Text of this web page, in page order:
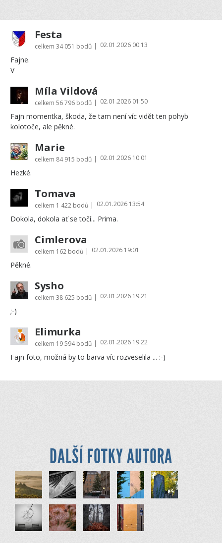
Festa
celkem 34 051 bodů | 02.01.2026 00:13
Fajne.
V
Míla Vildová
celkem 56 796 bodů | 02.01.2026 01:50
Fajn momentka, škoda, že tam není víc vidět ten pohyb
kolotoče, ale pěkné.
Marie
celkem 84 915 bodů | 02.01.2026 10:01
Hezké.
Tomava
celkem 1 422 bodů | 02.01.2026 13:54
Dokola, dokola ať se točí... Prima.
Cimlerova
celkem 162 bodů | 02.01.2026 19:01
Pěkné.
Sysho
celkem 38 625 bodů | 02.01.2026 19:21
;-)
Elimurka
celkem 19 594 bodů | 02.01.2026 19:22
Fajn foto, možná by to barva víc rozveselila ... :-)
DALŠÍ FOTKY AUTORA